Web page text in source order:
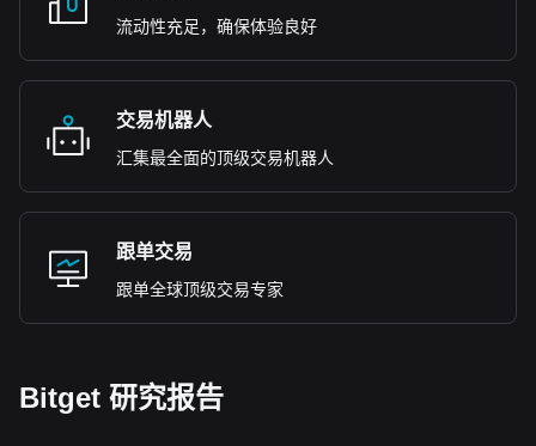
流动性充足，确保体验良好
交易机器人
汇集最全面的顶级交易机器人
跟单交易
跟单全球顶级交易专家
Bitget 研究报告